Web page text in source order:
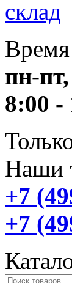
пн-
8:00 -
Наши
+7
+7